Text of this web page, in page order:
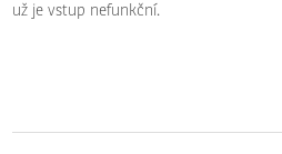
už je vstup nefunkční.